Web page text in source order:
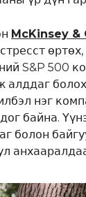
McKinsey &
S&P 500
алддаг
нэг
байна.
болон